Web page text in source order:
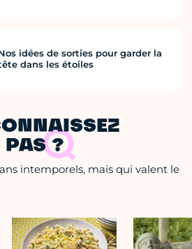
idées de sorties pour garder la
dans les étoiles
PAS ?
intemporels, mais qui valent le